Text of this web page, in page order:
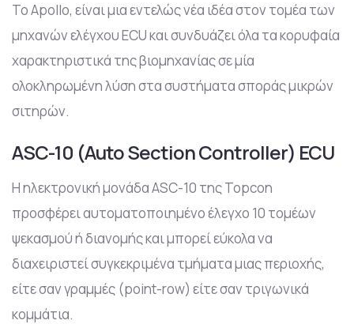
To Αpollo, είναι μια εντελώς νέα ιδέα στον τομέα των
μηχανών ελέγχου ECU και συνδυάζει όλα τα κορυφαία
χαρακτηριστικά της βιομηχανίας σε μία
ολοκληρωμένη λύση στα συστήματα σποράς μικρών
σιτηρών.
ASC-10 (Auto Section Controller) ECU
H ηλεκτρονική μονάδα ASC-10 της Topcon
προσφέρει αυτοματοποιημένο έλεγχο 10 τομέων
ψεκασμού ή διανομής και μπορεί εύκολα να
διαχειριστεί συγκεκριμένα τμήματα μιας περιοχής,
είτε σαν γραμμές (point-row) είτε σαν τριγωνικά
κομμάτια.